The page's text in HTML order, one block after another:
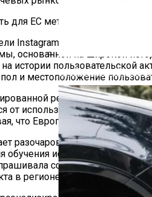
Как Работает
Instagram✴ и Facebook✴ в
основанной на широкой
на истории
и местоположение
рекламы связано с
от использования истории
что Европа приносит ей
разочарование по поводу
искусственного
согласие
в регионе, также